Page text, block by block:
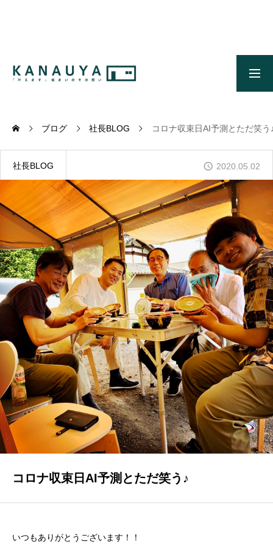
施工事例
ONLINE MODEL HOUSE
オンライン展示場
WORKS
施工事例
GALLERY
かなう家が設計施工した住まいの写真
COMPANY
株式会社かなう家の紹介
STAFF
スタッフ紹介
BLOG
「本日も絶好調さまです！』代表・窪田 純一のブログ
CONTACT
お問い合わせ
ブログ 社長BLOG コロナ収束日AI予測とただ笑う
社長BLOG 2020.05.02
コロナ収束日AI予測とただ笑う♪
いつもありがとうございます！！